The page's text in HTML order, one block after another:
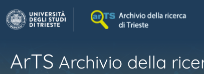
ArTS Archivio della